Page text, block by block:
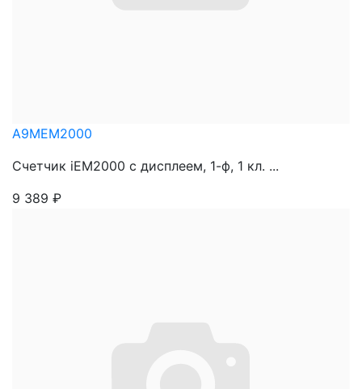
A9MEM2000
Счетчик iEM2000 с дисплеем, 1-ф, 1 кл. ...
9 389 ₽